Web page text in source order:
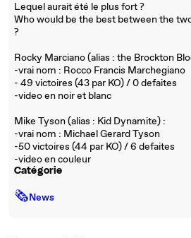
Lequel aurait été le plus fort ?
Who would be the best between the
?
Rocky Marciano (alias : the Brockton
-vrai nom : Rocco Francis Marchegiano
- 49 victoires (43 par KO) / 0 defaites
-video en noir et blanc
Mike Tyson (alias : Kid Dynamite) :
-vrai nom : Michael Gerard Tyson
-50 victoires (44 par KO) / 6 defaites
-video en couleur
Catégorie
🗞News